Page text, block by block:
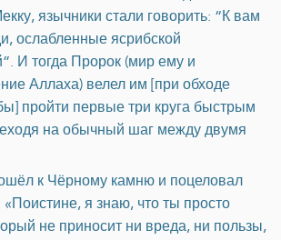
язычники стали говорить: “К вам
ослабленные ясрибской
И тогда Пророк (мир ему и
Аллаха) велел им [при обходе
пройти первые три круга быстрым
на обычный шаг между двумя
к Чёрному камню и поцеловал
«Поистине, я знаю, что ты просто
не приносит ни вреда, ни пользы,